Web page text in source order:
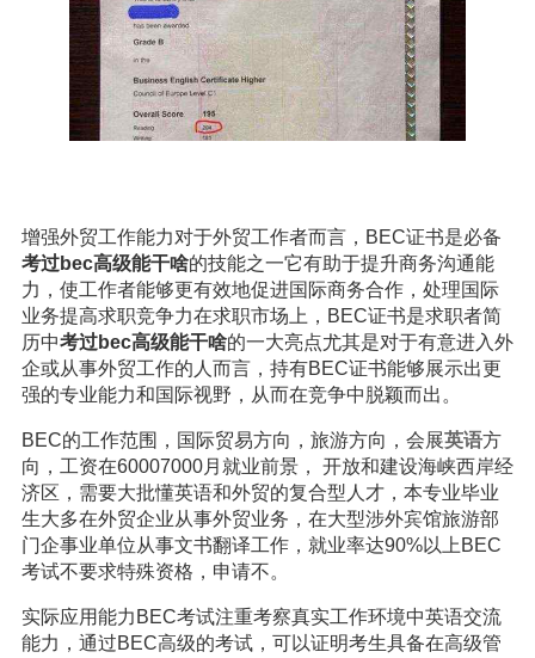
增强外贸工作能力对于外贸工作者而言，BEC证书是必备
考过bec高级能干啥的技能之一它有助于提升商务沟通能
力，使工作者能够更有效地促进国际商务合作，处理国际
业务提高求职竞争力在求职市场上，BEC证书是求职者简
历中考过bec高级能干啥的一大亮点尤其是对于有意进入外
企或从事外贸工作的人而言，持有BEC证书能够展示出更
强的专业能力和国际视野，从而在竞争中脱颖而出。
BEC的工作范围，国际贸易方向，旅游方向，会展英语方
向，工资在60007000月就业前景， 开放和建设海峡西岸经
济区，需要大批懂英语和外贸的复合型人才，本专业毕业
生大多在外贸企业从事外贸业务，在大型涉外宾馆旅游部
门企事业单位从事文书翻译工作，就业率达90%以上BEC
考试不要求特殊资格，申请不。
实际应用能力BEC考试注重考察真实工作环境中英语交流
能力，通过BEC高级的考试，可以证明考生具备在高级管